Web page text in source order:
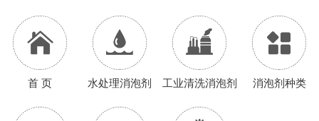
首 页 水处理消泡剂 工业清洗消泡剂 消泡剂种类